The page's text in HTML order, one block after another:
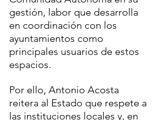
gestión, labor que desarrolla
en coordinación con los
ayuntamientos como
principales usuarios de estos
espacios.
Por ello, Antonio Acosta
reitera al Estado que respete a
las instituciones locales y, en